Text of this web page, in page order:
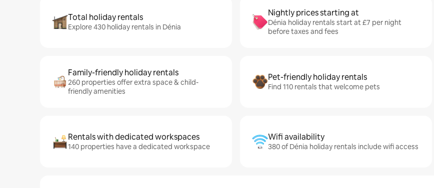
Total holiday rentals
Explore 430 holiday rentals in Dénia
Nightly prices starting at
Dénia holiday rentals start at £7 per night
before taxes and fees
Family-friendly holiday rentals
260 properties offer extra space & child-
friendly amenities
Pet-friendly holiday rentals
Find 110 rentals that welcome pets
Rentals with dedicated workspaces
140 properties have a dedicated workspace
Wifi availability
380 of Dénia holiday rentals include wifi access